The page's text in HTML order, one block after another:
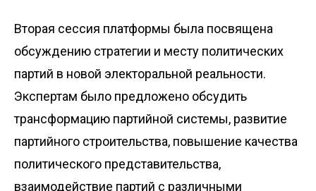
Вторая сессия платформы была посвящена
обсуждению стратегии и месту политических
партий в новой электоральной реальности.
Экспертам было предложено обсудить
трансформацию партийной системы, развитие
партийного строительства, повышение качества
политического представительства,
взаимодействие партий с различными